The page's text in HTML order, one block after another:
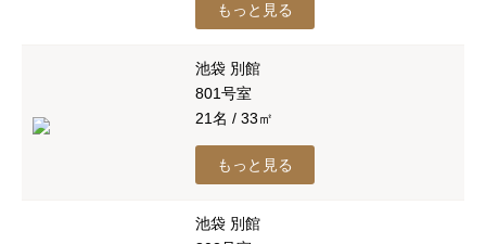
もっと見る
池袋 別館
801号室
21名 / 33㎡
もっと見る
池袋 別館